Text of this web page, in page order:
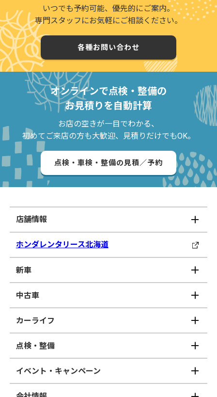
いつでも予約可能、優先的にご案内。
専門スタッフにお気軽にご相談ください。
各種お問い合わせ
オンラインで点検・整備の
お見積りを自動計算
お店の空きが一目でわかる、
初めてご来店の方も大歓迎、見積りだけでもOK。
点検・車検・整備の見積／予約
店舗情報
ホンダレンタリース北海道
新車
中古車
カーライフ
点検・整備
イベント・キャンペーン